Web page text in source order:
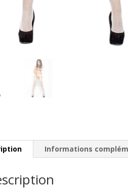
Informations